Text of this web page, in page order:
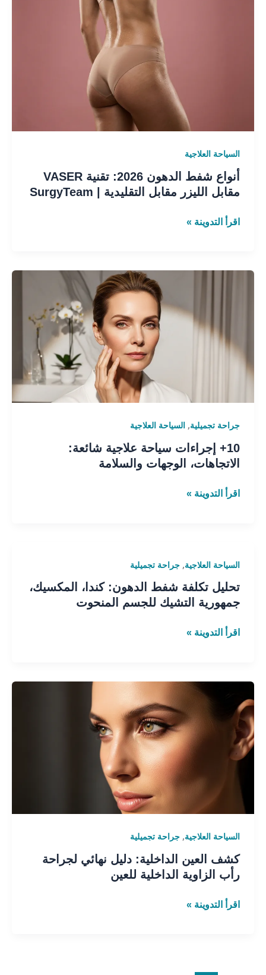
السياحة العلاجية
أنواع شفط الدهون 2026: تقنية VASER
مقابل الليزر مقابل التقليدية | SurgyTeam
|
SurgyTeam
اقرأ التدوينة »
جراحة تجميلية, السياحة العلاجية
10+ إجراءات سياحة علاجية شائعة:
الاتجاهات، الوجهات والسلامة
شائعة:
الاتجاهات،
اقرأ التدوينة »
السياحة العلاجية, جراحة تجميلية
تحليل تكلفة شفط الدهون: كندا، المكسيك،
جمهورية التشيك للجسم المنحوت
تحليل
شفط
الدهون:
كندا،
المكسيك،
المنحوت
اقرأ التدوينة »
السياحة العلاجية, جراحة تجميلية
كشف العين الداخلية: دليل نهائي لجراحة
رأب الزاوية الداخلية للعين
العين
الداخلية:
دليل
الزاوية
الداخلية
اقرأ التدوينة »